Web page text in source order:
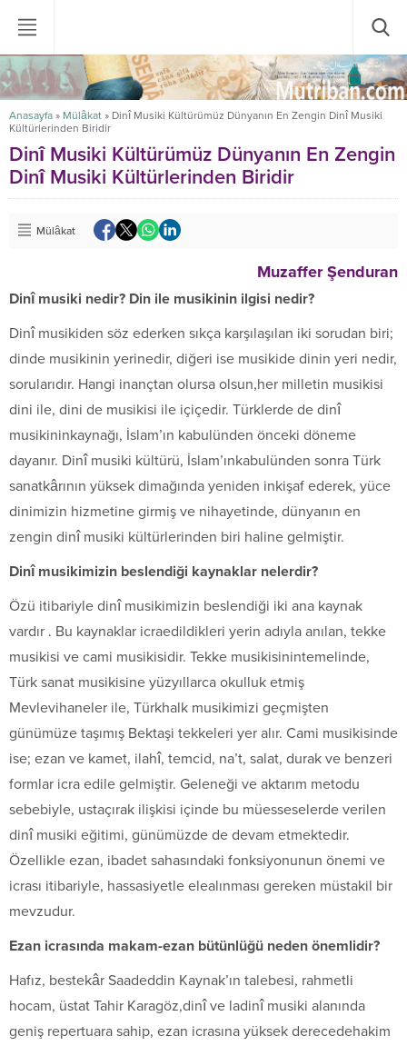
Anasayfa » Mülâkat » Dinî Musiki Kültürümüz Dünyanın En Zengin Dinî Musiki
Kültürlerinden Biridir
Dinî Musiki Kültürümüz Dünyanın En Zengin
Dinî Musiki Kültürlerinden Biridir
Mülâkat
Muzaffer Şenduran
Dinî musiki nedir? Din ile musikinin ilgisi nedir?
Dinî musikiden söz ederken sıkça karşılaşılan iki sorudan biri;
dinde musikinin yerinedir, diğeri ise musikide dinin yeri nedir,
sorularıdır. Hangi inançtan olursa olsun,her milletin musikisi
dini ile, dini de musikisi ile içiçedir. Türklerde de dinî
musikininkaynağı, İslam’ın kabulünden önceki döneme
dayanır. Dinî musiki kültürü, İslam’ınkabulünden sonra Türk
sanatkârının yüksek dimağında yeniden inkişaf ederek, yüce
dinimizin hizmetine girmiş ve nihayetinde, dünyanın en
zengin dinî musiki kültürlerinden biri haline gelmiştir.
Dinî musikimizin beslendiği kaynaklar nelerdir?
Özü itibariyle dinî musikimizin beslendiği iki ana kaynak
vardır . Bu kaynaklar icraedildikleri yerin adıyla anılan, tekke
musikisi ve cami musikisidir. Tekke musikisinintemelinde,
Türk sanat musikisine yüzyıllarca okulluk etmiş
Mevlevihaneler ile, Türkhalk musikimizi geçmişten
günümüze taşımış Bektaşi tekkeleri yer alır. Cami musikisinde
ise; ezan ve kamet, ilahî, temcid, na’t, salat, durak ve benzeri
formlar icra edile gelmiştir. Geleneği ve aktarım metodu
sebebiyle, ustaçırak ilişkisi içinde bu müesseselerde verilen
dinî musiki eğitimi, günümüzde de devam etmektedir.
Özellikle ezan, ibadet sahasındaki fonksiyonunun önemi ve
icrası itibariyle, hassasiyetle elealınması gereken müstakil bir
mevzudur.
Ezan icrasında makam-ezan bütünlüğü neden önemlidir?
Hafız, bestekâr Saadeddin Kaynak’ın talebesi, rahmetli
hocam, üstat Tahir Karagöz,dinî ve ladinî musiki alanında
geniş repertuara sahip, ezan icrasına yüksek derecedehakim